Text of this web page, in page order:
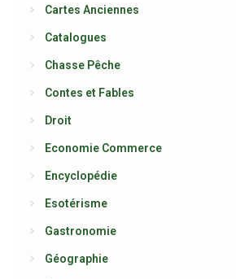
Cartes Anciennes
Catalogues
Chasse Pêche
Contes et Fables
Droit
Economie Commerce
Encyclopédie
Esotérisme
Gastronomie
Géographie